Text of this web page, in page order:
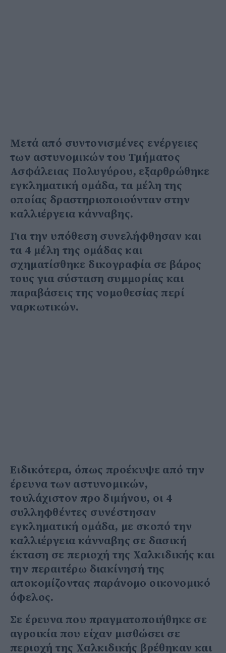
Μετά από συντονισμένες ενέργειες
των αστυνομικών του Τμήματος
Ασφάλειας Πολυγύρου, εξαρθρώθηκε
εγκληματική ομάδα, τα μέλη της
οποίας δραστηριοποιούνταν στην
καλλιέργεια κάνναβης.
Για την υπόθεση συνελήφθησαν και
τα 4 μέλη της ομάδας και
σχηματίσθηκε δικογραφία σε βάρος
τους για σύσταση συμμορίας και
παραβάσεις της νομοθεσίας περί
ναρκωτικών.
Ειδικότερα, όπως προέκυψε από την
έρευνα των αστυνομικών,
τουλάχιστον προ διμήνου, οι 4
συλληφθέντες συνέστησαν
εγκληματική ομάδα, με σκοπό την
καλλιέργεια κάνναβης σε δασική
έκταση σε περιοχή της Χαλκιδικής και
την περαιτέρω διακίνησή της
αποκομίζοντας παράνομο οικονομικό
όφελος.
Σε έρευνα που πραγματοποιήθηκε σε
αγροικία που είχαν μισθώσει σε
περιοχή της Χαλκιδικής βρέθηκαν και